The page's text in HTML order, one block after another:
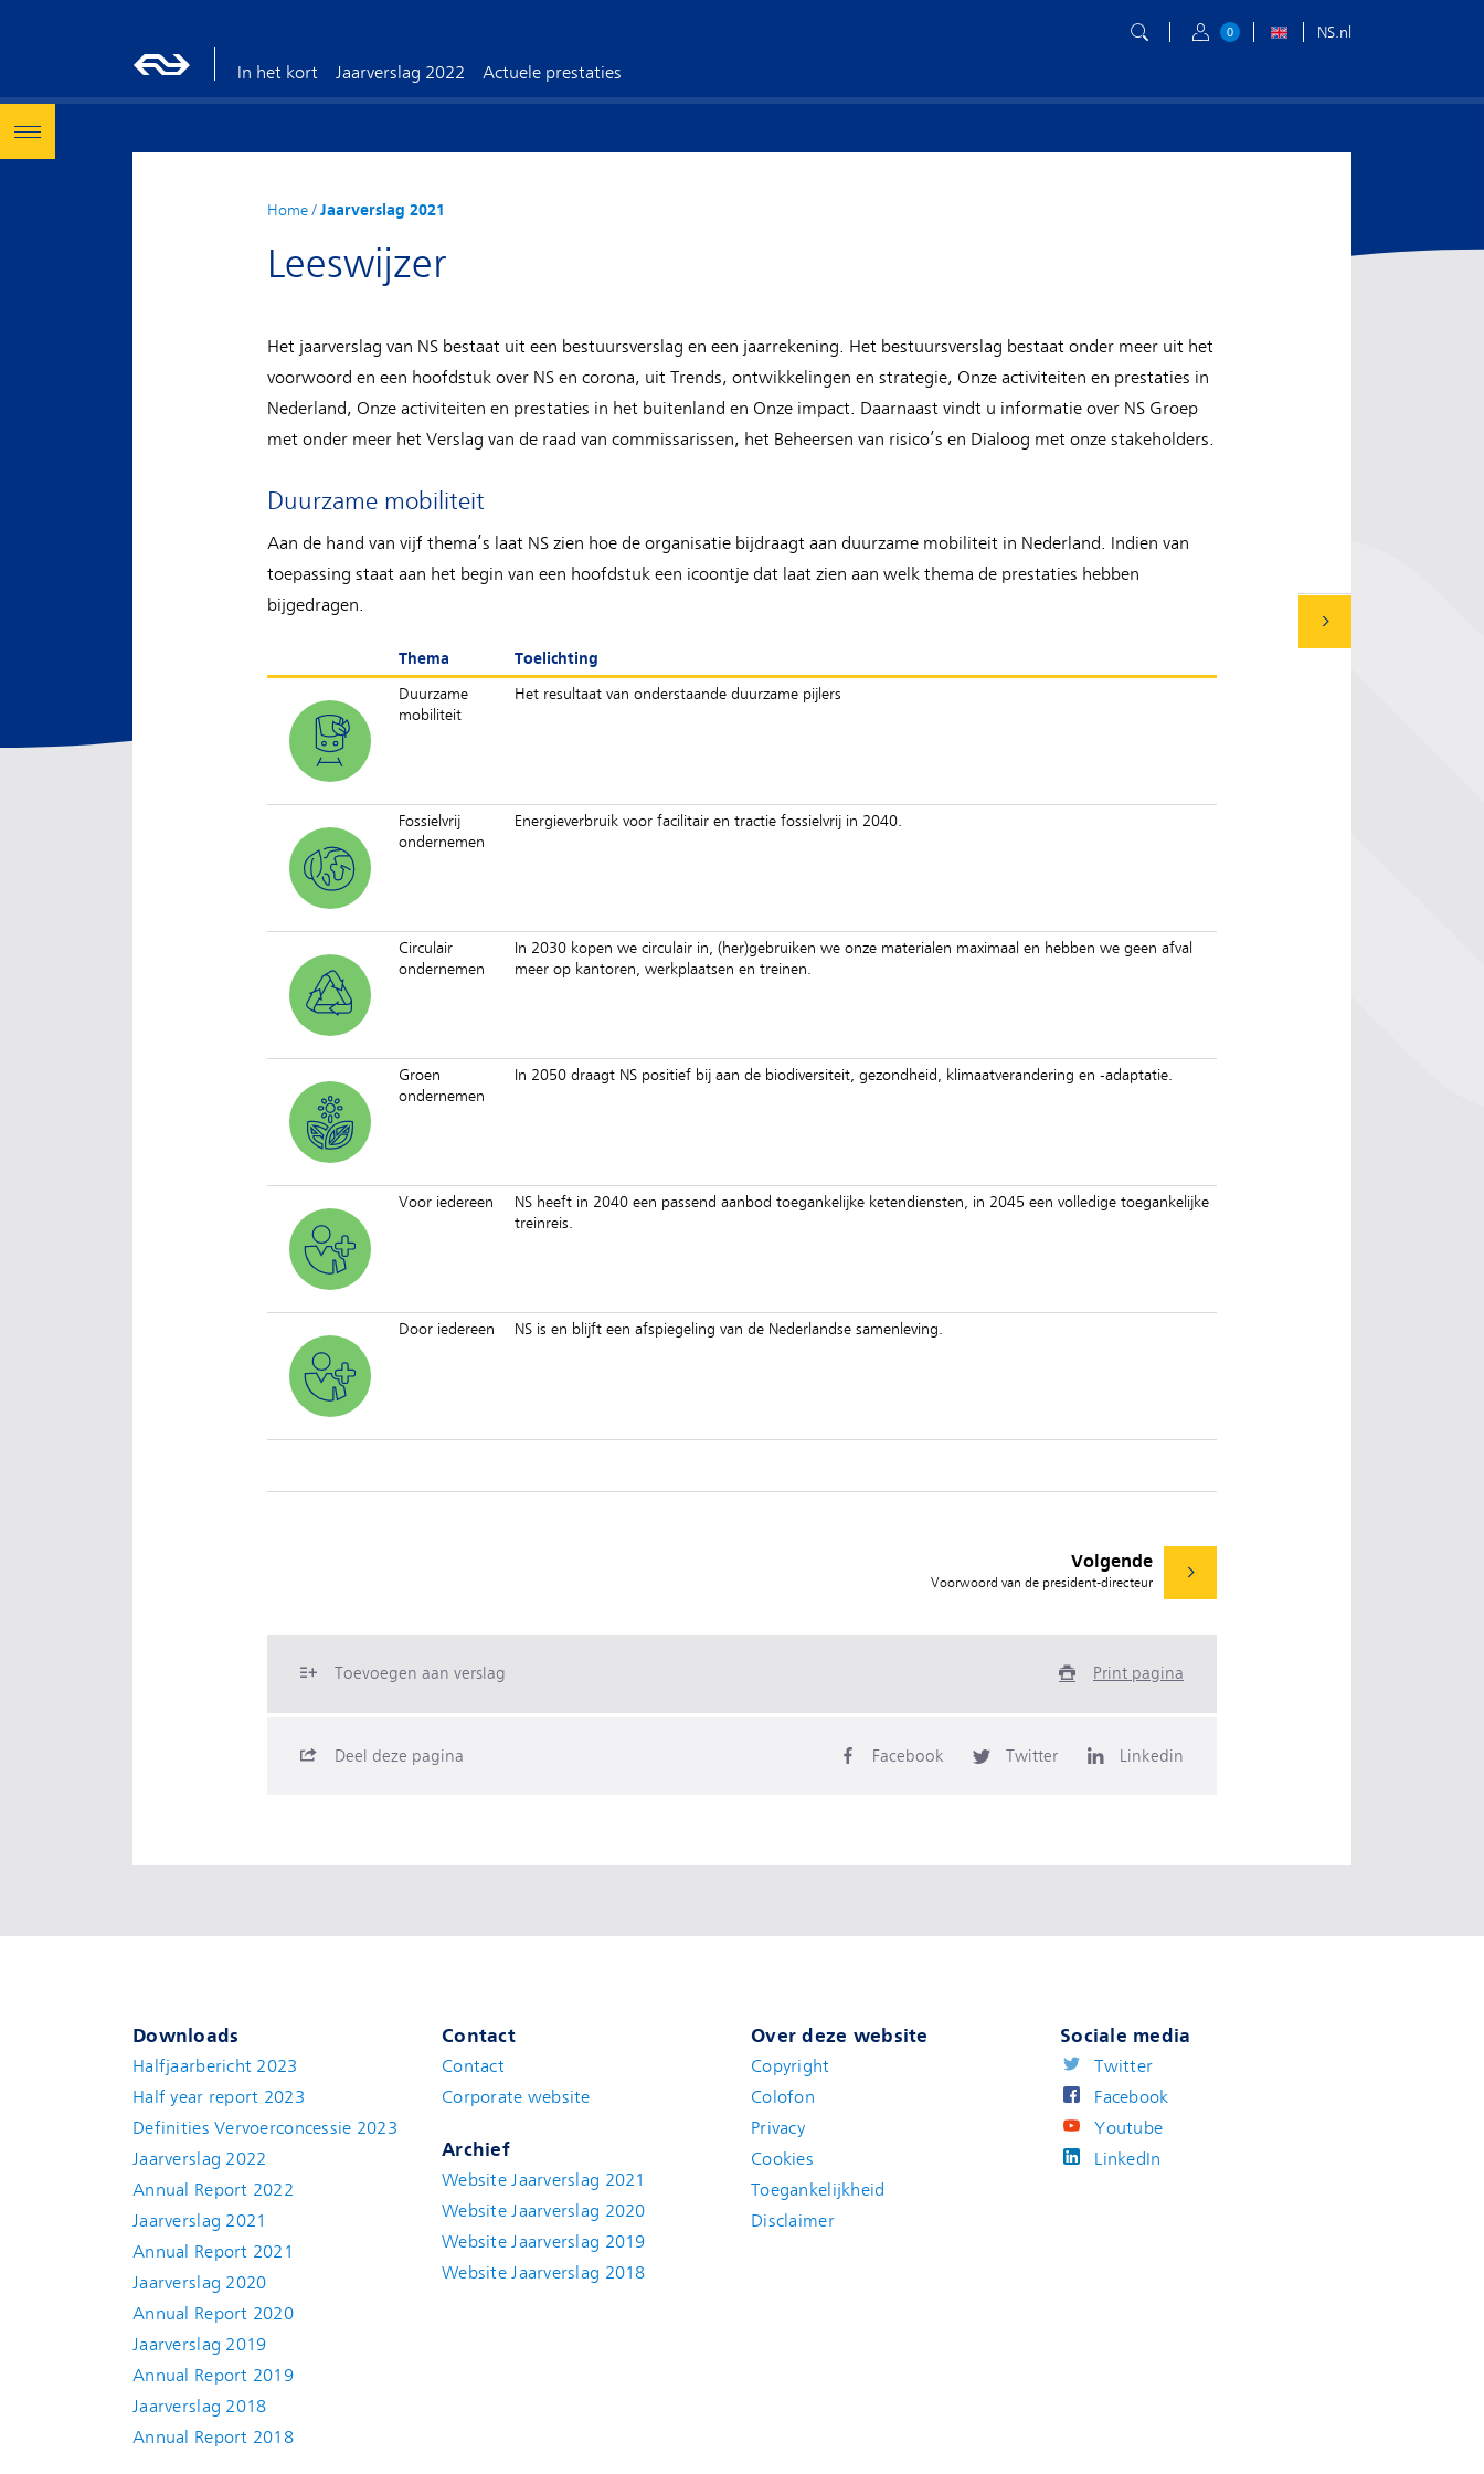
0 NS.nl
In het kort Jaarverslag 2022 Actuele prestaties
Home/Jaarverslag 2021
Leeswijzer
Het jaarverslag van NS bestaat uit een bestuursverslag en een jaarrekening. Het bestuursverslag bestaat onder meer uit het
voorwoord en een hoofdstuk over NS en corona, uit Trends, ontwikkelingen en strategie, Onze activiteiten en prestaties in
Nederland, Onze activiteiten en prestaties in het buitenland en Onze impact. Daarnaast vindt u informatie over NS Groep
met onder meer het Verslag van de raad van commissarissen, het Beheersen van risico’s en Dialoog met onze stakeholders.
Duurzame mobiliteit
Aan de hand van vijf thema’s laat NS zien hoe de organisatie bijdraagt aan duurzame mobiliteit in Nederland. Indien van
toepassing staat aan het begin van een hoofdstuk een icoontje dat laat zien aan welk thema de prestaties hebben
bijgedragen.
Thema
Toelichting
Duurzame
mobiliteit
Het resultaat van onderstaande duurzame pijlers
Fossielvrij
ondernemen
Energieverbruik voor facilitair en tractie fossielvrij in 2040.
Circulair
ondernemen
In 2030 kopen we circulair in, (her)gebruiken we onze materialen maximaal en hebben we geen afval
meer op kantoren, werkplaatsen en treinen.
Groen
ondernemen
In 2050 draagt NS positief bij aan de biodiversiteit, gezondheid, klimaatverandering en -adaptatie.
Voor iedereen
NS heeft in 2040 een passend aanbod toegankelijke ketendiensten, in 2045 een volledige toegankelijke
treinreis.
Door iedereen NS is en blijft een afspiegeling van de Nederlandse samenleving.
Volgende
Voorwoord van de president-directeur
Toevoegen aan verslag Print pagina
Deel deze pagina Facebook Twitter Linkedin
Downloads
Halfjaarbericht 2023
Half year report 2023
Definities Vervoerconcessie 2023
Jaarverslag 2022
Annual Report 2022
Jaarverslag 2021
Annual Report 2021
Jaarverslag 2020
Annual Report 2020
Jaarverslag 2019
Annual Report 2019
Jaarverslag 2018
Annual Report 2018
Contact
Contact
Corporate website
Archief
Website Jaarverslag 2021
Website Jaarverslag 2020
Website Jaarverslag 2019
Website Jaarverslag 2018
Over deze website
Copyright
Colofon
Privacy
Cookies
Toegankelijkheid
Disclaimer
Sociale media
Twitter
Facebook
Youtube
LinkedIn